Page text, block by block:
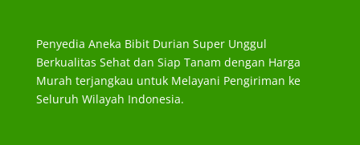
Penyedia Aneka Bibit Durian Super Unggul
Berkualitas Sehat dan Siap Tanam dengan Harga
Murah terjangkau untuk Melayani Pengiriman ke
Seluruh Wilayah Indonesia.